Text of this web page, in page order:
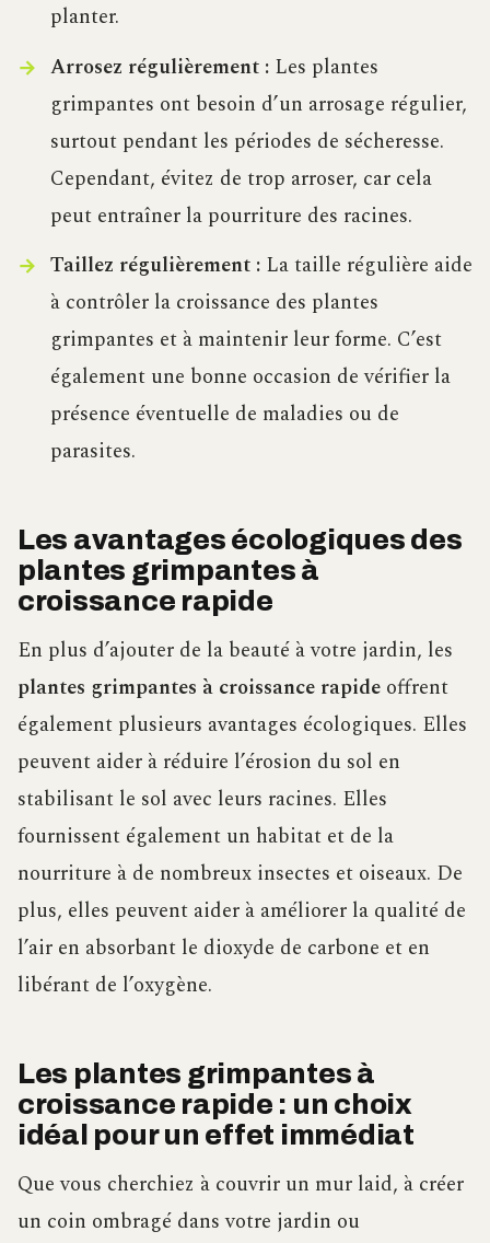
planter.
Arrosez régulièrement :Les plantes
grimpantes ont besoin d’un arrosage régulier,
surtout pendant les périodes de sécheresse.
Cependant, évitez de trop arroser, car cela
peut entraîner la pourriture des racines.
Taillez régulièrement :La taille régulière aide
à contrôler la croissance des plantes
grimpantes et à maintenir leur forme. C’est
également une bonne occasion de vérifier la
présence éventuelle de maladies ou de
parasites.
Les avantages écologiques des
plantes grimpantes à
croissance rapide
En plus d’ajouter de la beauté à votre jardin, les
plantes grimpantes à croissance rapide offrent
également plusieurs avantages écologiques. Elles
peuvent aider à réduire l’érosion du sol en
stabilisant le sol avec leurs racines. Elles
fournissent également un habitat et de la
nourriture à de nombreux insectes et oiseaux. De
plus, elles peuvent aider à améliorer la qualité de
l’air en absorbant le dioxyde de carbone et en
libérant de l’oxygène.
Les plantes grimpantes à
croissance rapide : un choix
idéal pour un effet immédiat
Que vous cherchiez à couvrir un mur laid, à créer
un coin ombragé dans votre jardin ou